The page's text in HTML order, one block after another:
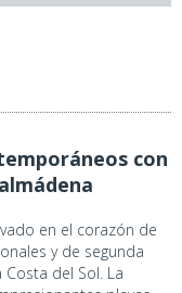
con
en el corazón de
y de segunda
del Sol. La